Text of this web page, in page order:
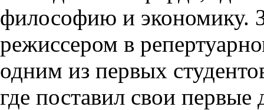
философию и экономику.
режиссером в
одним из первых
где поставил свои